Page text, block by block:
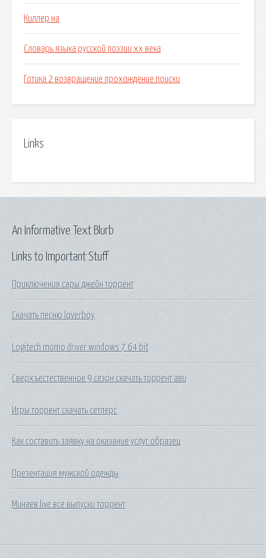
Киллер на
Словарь языка русской поэзии xx века
Готика 2 возвращение прохождение поиски
Links
Links to Important Stuff
Приключения сары джейн торрент
Скачать песню loverboy
Logitech momo driver windows 7 64 bit
Сверхъестественное 9 сезон скачать торрент ави
Игры торрент скачать сетлерс
Как составить заявку на оказание услуг образец
Презентация мужской одежды
Минаев live все выпуски торрент
An Informative Text Blurb